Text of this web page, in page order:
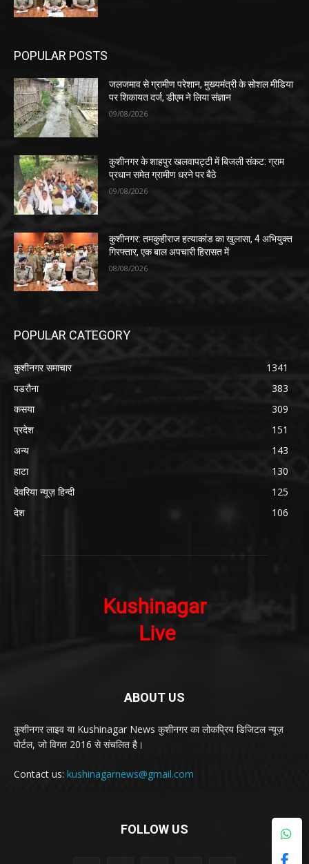
POPULAR POSTS
जलजमाव से ग्रामीण परेशान, मुख्यमंत्री के सोशल मीडिया
पर शिकायत दर्ज, डीएम ने लिया संज्ञान
09/08/2026
कुशीनगर के शाहपुर खलवापट्टी में बिजली संकट: ग्राम
प्रधान समेत ग्रामीण धरने पर बैठे
09/08/2026
कुशीनगर: तमकुहीराज हत्याकांड का खुलासा, 4 अभियुक्त
गिरफ्तार, एक बाल अपचारी हिरासत में
08/08/2026
POPULAR CATEGORY
कुशीनगर समाचार
1341
पडरौना
383
कसया
309
प्रदेश
151
अन्य
143
हाटा
130
देवरिया न्यूज़ हिन्दी
125
देश
106
ABOUT US
कुशीनगर लाइव या Kushinagar News कुशीनगर का लोकप्रिय डिजिटल न्यूज़
पोर्टल, जो विगत 2016 से संचलित है।
Contact us: kushinagarnews@gmail.com
FOLLOW US